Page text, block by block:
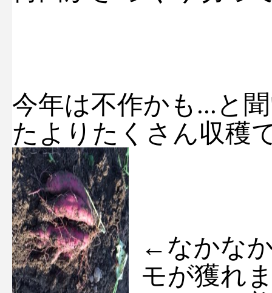
今年は不作かも...と
たよりたくさん収穫
←なかな
モが獲れ